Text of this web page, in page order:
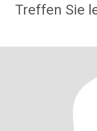
Treffen Sie